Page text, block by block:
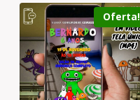
Oferta!